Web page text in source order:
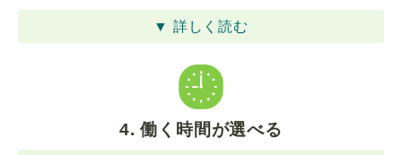
▼ 詳しく読む
4. 働く時間が選べる